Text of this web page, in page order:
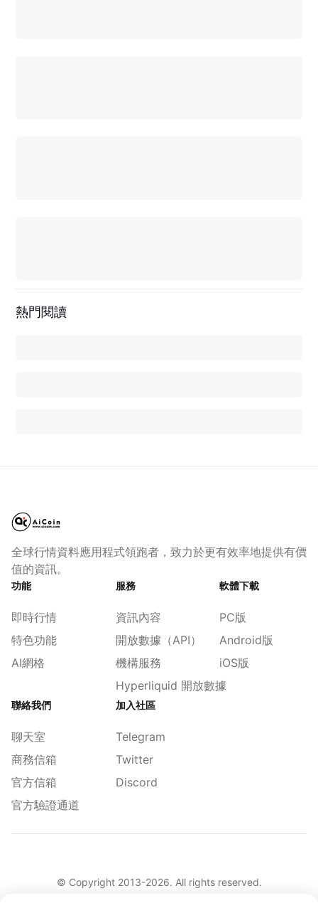
熱門閱讀
全球行情資料應用程式領跑者，致力於更有效率地提供有價
值的資訊。
功能
即時行情
特色功能
AI網格
服務
資訊內容
開放數據（API）
機構服務
Hyperliquid 開放數據
軟體下載
PC版
Android版
iOS版
聯絡我們
聊天室
商務信箱
官方信箱
官方驗證通道
加入社區
Telegram
Twitter
Discord
© Copyright 2013-2026. All rights reserved.